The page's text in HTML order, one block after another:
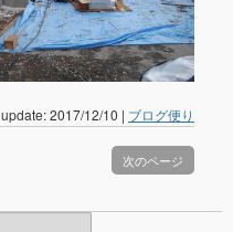
update: 2017/12/10 | ブログ便り
次のページ